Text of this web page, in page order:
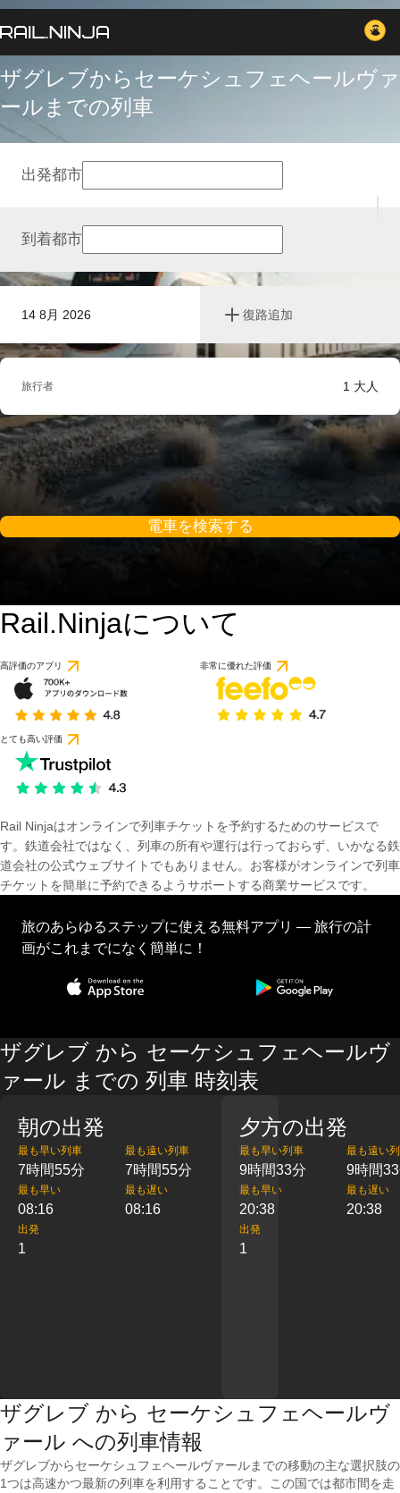
ザグレブからセーケシュフェヘールヴァ
ールまでの列車
14 8月 2026 復路追加
出発都市
到着都市
旅行者 1 大人
電車を検索する
Rail.Ninjaについて
高評価のアプリ 非常に優れた評価
とても高い評価
Rail Ninjaはオンラインで列車チケットを予約するためのサービスで
す。鉄道会社ではなく、列車の所有や運行は行っておらず、いかなる鉄
道会社の公式ウェブサイトでもありません。お客様がオンラインで列車
チケットを簡単に予約できるようサポートする商業サービスです。
旅のあらゆるステップに使える無料アプリ — 旅行の計
画がこれまでになく簡単に！
ザグレブ から セーケシュフェヘールヴ
ァール までの 列車 時刻表
朝の出発
最も早い列車
7時間55分
最も遠い列車
7時間55分
最も早い
08:16
最も遅い
08:16
出発
1
夕方の出発
最も早い列車
9時間33分
最も遠い
9時間
最も早い
20:38
最も遅い
20:38
出発
1
ザグレブ から セーケシュフェヘールヴ
ァール への列車情報
ザグレブからセーケシュフェヘールヴァールまでの移動の主な選択肢の
1つは高速かつ最新の列車を利用することです。この国では都市間を走